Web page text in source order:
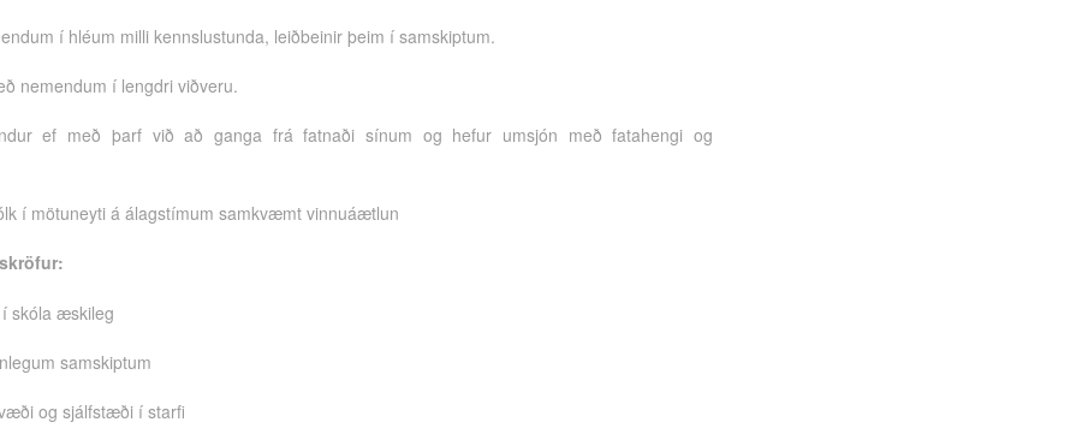
í hléum milli kennslustunda, leiðbeinir þeim í samskiptum.
nemendum í lengdri viðveru.
ef með þarf við að ganga frá fatnaði sínum og hefur umsjón með fatahengi og
í mötuneyti á álagstímum samkvæmt vinnuáætlun
skóla æskileg
samskiptum
og sjálfstæði í starfi